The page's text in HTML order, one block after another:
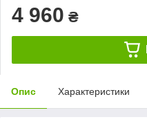
4 960 ₴
Опис Характеристики